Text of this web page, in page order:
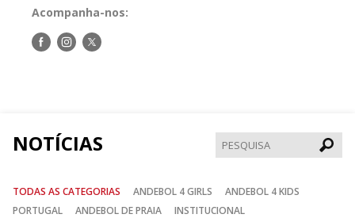
Acompanha-nos:
Siga-Siga-Siga-
NOTÍCIAS
TODAS AS CATEGORIAS ANDEBOL 4 GIRLS
ANDEBOL 4 KIDS
PORTUGAL
ANDEBOL DE PRAIA
INSTITUCIONAL